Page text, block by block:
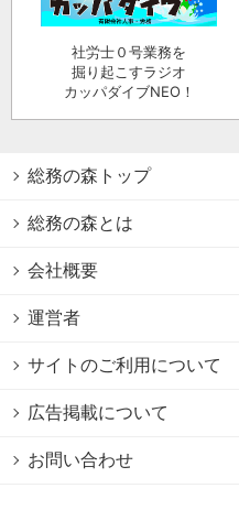
社労士０号業務を
掘り起こすラジオ
カッパダイブNEO！
総務の森トップ
総務の森とは
会社概要
運営者
サイトのご利用について
広告掲載について
お問い合わせ